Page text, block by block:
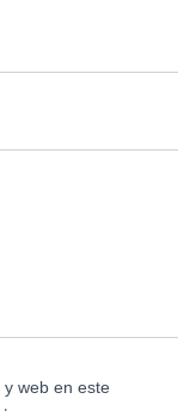
web en este